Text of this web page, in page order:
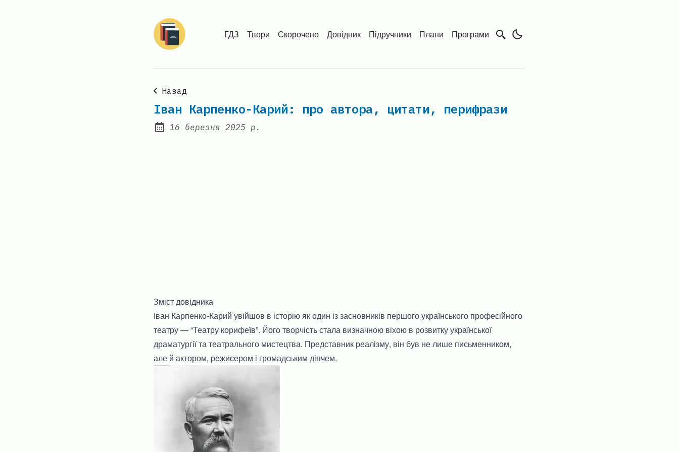
ГДЗ Твори Скорочено Довідник Підручники Плани Програми
Назад
Іван Карпенко-Карий: про автора, цитати, перифрази
Posted on:
16 березня 2025 р.
Зміст довідника
Іван Карпенко-Карий увійшов в історію як один із засновників першого українського професійного
театру — “Театру корифеїв”. Його творчість стала визначною віхою в розвитку української
драматургії та театрального мистецтва. Представник реалізму, він був не лише письменником,
але й актором, режисером і громадським діячем.